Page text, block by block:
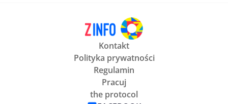
Kontakt
Polityka prywatności
Regulamin
Pracuj
the protocol